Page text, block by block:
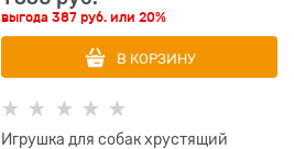
выгода387 руб. или20%
В КОРЗИНУ
Игрушка для собак хрустящий